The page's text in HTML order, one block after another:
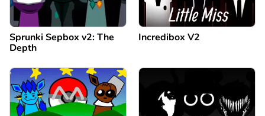
Sprunki Sepbox v2: The
Depth
Incredibox V2